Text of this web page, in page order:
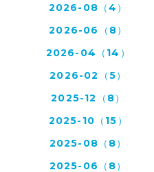
2026-08（4）
2026-06（8）
2026-04（14）
2026-02（5）
2025-12（8）
2025-10（15）
2025-08（8）
2025-06（8）